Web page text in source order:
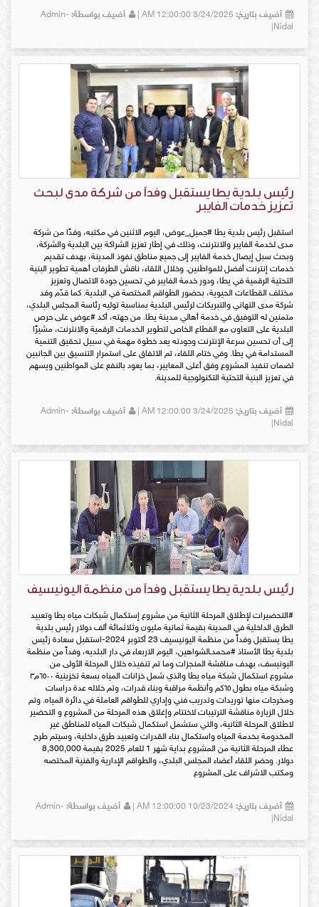
أضيف بتاريخ: أضيف بواسطة: Admin-
Nidal|
رئيس بلدية يطا يستقبل وفداً من شركة مدى لبحث
تعزيز خدمات الفايبر
استقبل رئيس بلدية يطا #جميل_عوض، اليوم الاثنين في مكتبه، وفدًا من شركة
مدى لخدمة الفايبر والانترنت، وذلك في إطار تعزيز الشراكة بين البلدية والشركة،
وبحث سبل إيصال خدمة الفايبر إلى جميع مناطق نفوذ المدينة، بهدف تقديم
خدمات إنترنت أفضل للمواطنين. وخلال اللقاء، ناقش الطرفان أهمية تطوير البنية
التحتية الرقمية في يطا، ودور خدمة الفايبر في تحسين جودة الاتصال وتعزيز
مختلف القطاعات الحيوية، بحضور الطواقم المختصة في البلدية. كما قدّم وفد
شركة مدى التهاني والتبريكات لرئيس البلدية بمناسبة توليه رئاسة المجلس البلدي،
متمنين له التوفيق في خدمة أهالي مدينة يطا. من جهته، أكد #عوض على حرص
البلدية على التعاون مع القطاع الخاص لتطوير الخدمات الرقمية والانترنت، مشيرًا
إلى أن تحسين سرعة الإنترنت وجودته يعد خطوة مهمة في سبيل تحقيق التنمية
المستدامة في يطا. وفي ختام اللقاء، تم الاتفاق على استمرار التنسيق بين الجانبين
لضمان تنفيذ المشروع وفق أعلى المعايير، بما يعود بالنفع على المواطنين ويسهم
في تعزيز البنية التحتية التكنولوجية للمدينة.
أضيف بتاريخ: أضيف بواسطة: Admin-
Nidal|
رئيس بلدية يطا يستقبل وفداً من منظمة اليونيسيف
#التحضيرات لإطلاق المرحلة الثانية من مشروع إستكمال شبكات مياه يطا وتعبيد
الطرق الداخلية في المدينة بقيمة ثمانية مليون وثلاثمائة ألف دولار رئيس بلدية
يطا يستقبل وفداً من منظمة اليونيسيف 23 أكتوبر 2024-استقبل سعادة رئيس
بلدية يطا الأستاذ #محمدـالشواهين، اليوم الاربعاء في دار البلديه، وفداً من منظمة
اليونيسف، بهدف مناقشة المنجزات وما تم تنفيذه خلال المرحلة الأولى من
مشروع استكمال شبكة مياه يطا والذي شمل خزانات المياه بسعة تخزينية ٦٥٠٠م٣
وشبكة مياه بطول ٦٥كم وأنظمة مراقبة وبناء قدرات، وتم خلاله عدة دراسات
ومخرجات منها توريدات وتدريب فني وإداري للطواقم العاملة في دائرة المياه. وتم
خلال الزيارة مناقشة الترتيبات لاختتام وإغلاق هذه المرحلة من المشروع و التحضير
لاطلاق المرحلة الثانية، والتي ستشمل استكمال شبكات المياه للمناطق غير
المخدومة بخدمة المياه واستكمال بناء القدرات وتعبيد طرق داخلية، وسيتم طرح
عطاء المرحلة الثانية من المشروع بداية شهر 1 للعام 2025 بقيمة 8,300,000
دولار. وحضر اللقاء أعضاء المجلس البلدي، والطواقم الإدارية والفنية المختصه
ومكتب الاشراف على المشروع
أضيف بتاريخ: أضيف بواسطة: Admin-
Nidal|